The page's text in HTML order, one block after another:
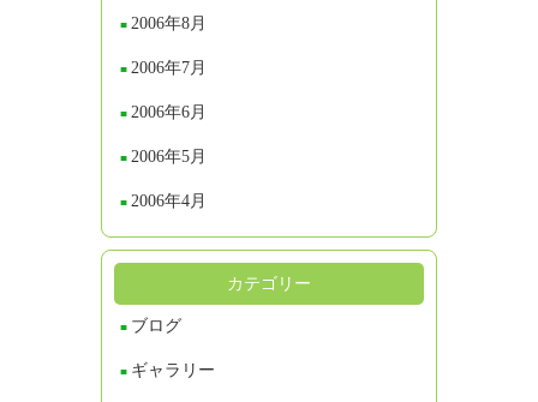
2006年8月
2006年7月
2006年6月
2006年5月
2006年4月
カテゴリー
ブログ
ギャラリー